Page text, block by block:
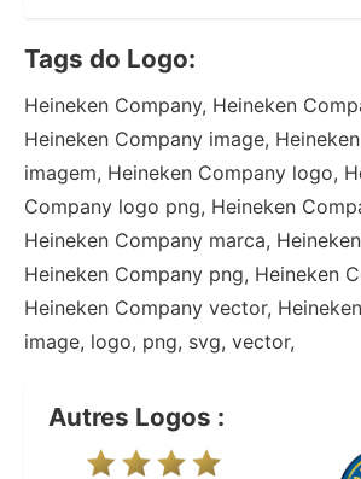
Tags do Logo:
Heineken Company, Heineken
Heineken Company image,
imagem, Heineken Company logo,
Company logo png, Heineken
Heineken Company marca,
Heineken Company png, Heineken
Heineken Company vector,
image, logo, png, svg, vector,
Autres Logos :